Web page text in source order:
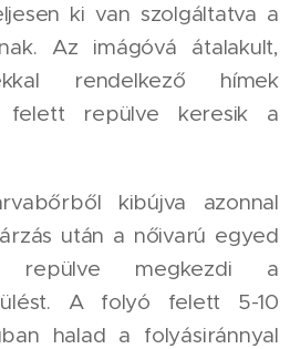
ki van szolgáltatva a
Az imágóvá átalakult,
rendelkező hímek
felett repülve keresik a
kibújva azonnal
után a nőivarú egyed
megkezdi a
A folyó felett 5-10
halad a folyásiránnyal